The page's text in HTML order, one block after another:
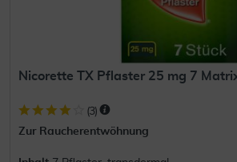
Nicorette TX Pflaster 25 mg 7
(3)
Zur Raucherentwöhnung